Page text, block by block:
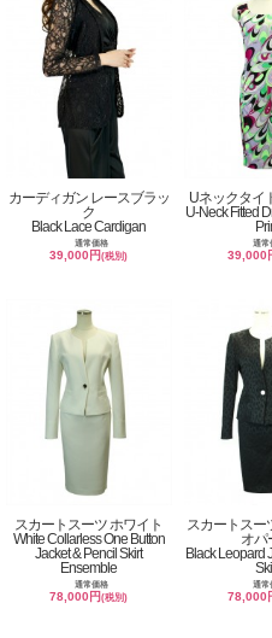
カーディガン レースブラッ
ク
Black Lace Cardigan
通常価格
39,000円(税別)
Uネックタイ
U-Neck Fitted
通常
39,000
スカートスーツ ホワイト
White Collarless One Button
Jacket & Pencil Skirt
Ensemble
通常価格
78,000円(税別)
スカートスー
オパ
Black Leopard
通常
78,000